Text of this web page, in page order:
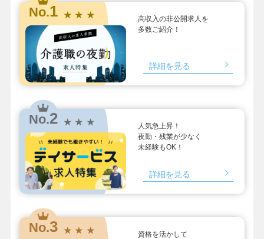
No.1 ★ ★ ★
高収入の非公開求人を
多数ご紹介！
詳細を見る
No.2 ★ ★ ★
人気急上昇！
夜勤・残業が少なく
未経験もOK！
詳細を見る
No.3 ★ ★ ★
資格を活かして